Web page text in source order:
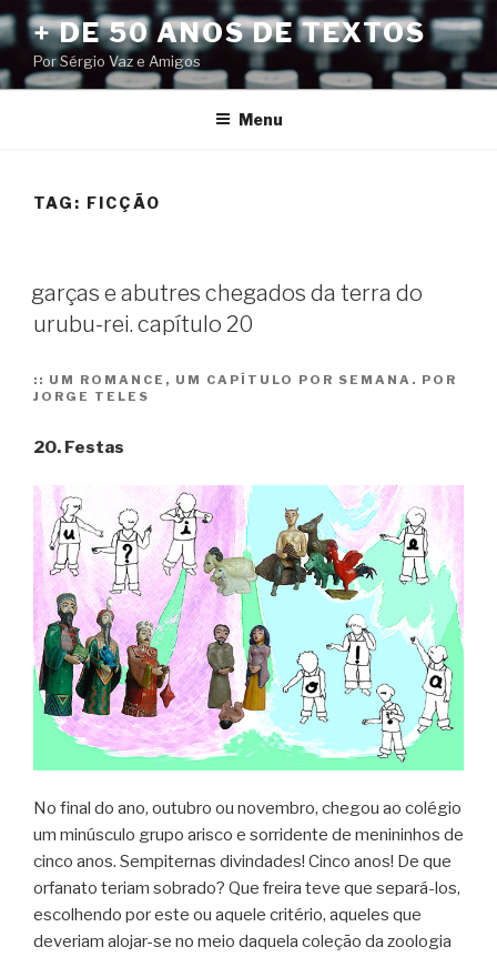
Pular
para
o
conteúdo
+ DE 50 ANOS DE TEXTOS
Por Sérgio Vaz e Amigos
Menu
TAG: FICÇÃO
garças e abutres chegados da terra do
urubu-rei. capítulo 20
:: UM ROMANCE, UM CAPÍTULO POR SEMANA. POR
JORGE TELES
20. Festas
No final do ano, outubro ou novembro, chegou ao colégio
um minúsculo grupo arisco e sorridente de menininhos de
cinco anos. Sempiternas divindades! Cinco anos! De que
orfanato teriam sobrado? Que freira teve que separá-los,
escolhendo por este ou aquele critério, aqueles que
deveriam alojar-se no meio daquela coleção da zoologia